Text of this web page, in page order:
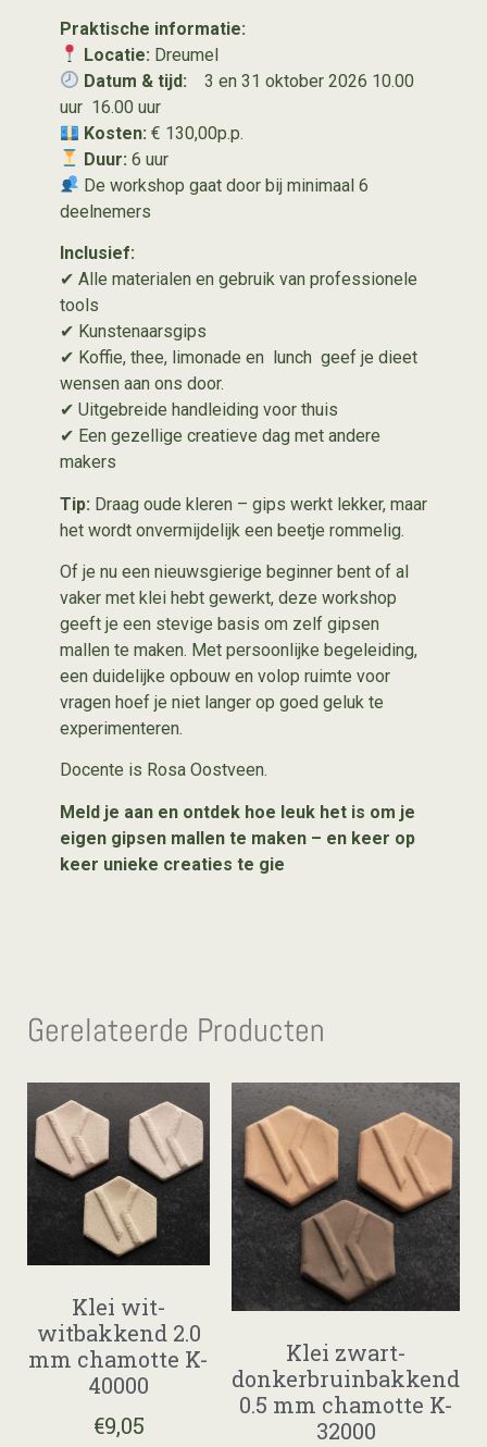
Praktische informatie:
Locatie: Dreumel
Datum & tijd: 3 en 31 oktober 2026 10.00
uur 16.00 uur
Kosten: € 130,00p.p.
Duur: 6 uur
De workshop gaat door bij minimaal 6
deelnemers
Inclusief:
✔ Alle materialen en gebruik van professionele
tools
✔ Kunstenaarsgips
✔ Koffie, thee, limonade en lunch geef je dieet
wensen aan ons door.
✔ Uitgebreide handleiding voor thuis
✔ Een gezellige creatieve dag met andere
makers
Tip: Draag oude kleren – gips werkt lekker, maar
het wordt onvermijdelijk een beetje rommelig.
Of je nu een nieuwsgierige beginner bent of al
vaker met klei hebt gewerkt, deze workshop
geeft je een stevige basis om zelf gipsen
mallen te maken. Met persoonlijke begeleiding,
een duidelijke opbouw en volop ruimte voor
vragen hoef je niet langer op goed geluk te
experimenteren.
Docente is Rosa Oostveen.
Meld je aan en ontdek hoe leuk het is om je
eigen gipsen mallen te maken – en keer op
keer unieke creaties te gie
Gerelateerde Producten
Klei wit-
witbakkend 2.0
mm chamotte K-
40000
€9,05
Klei zwart-
donkerbruinbakkend
0.5 mm chamotte K-
32000